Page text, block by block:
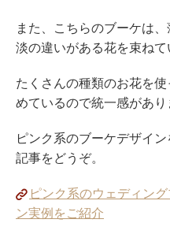
また、こちらのブーケは
淡の違いがある花を束ねて
たくさんの種類のお花を
めているので統一感があり
ピンク系のブーケデザイ
記事をどうぞ。
ピンク系のウェディン
ン実例をご紹介